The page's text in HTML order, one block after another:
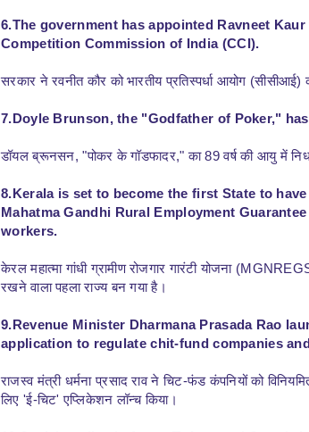
6.The government has appointed Ravneet
Competition Commission of India (CCI).
सरकार ने रवनीत कौर को भारतीय प्रतिस्पर्धा आयोग (सीसीआई)
7.Doyle Brunson, the "Godfather of Poker,"
डॉयल ब्रूनसन, "पोकर के गॉडफादर," का 89 वर्ष की आयु में
8.Kerala is set to become the first State to
Mahatma Gandhi Rural Employment
workers.
केरल महात्मा गांधी ग्रामीण रोजगार गारंटी योजना
रखने वाला पहला राज्य बन गया है।
9.Revenue Minister Dharmana Prasada Rao
application to regulate chit-fund companies
राजस्व मंत्री धर्मना प्रसाद राव ने चिट-फंड कंपनियों को
लिए 'ई-चिट' एप्लिकेशन लॉन्च किया।